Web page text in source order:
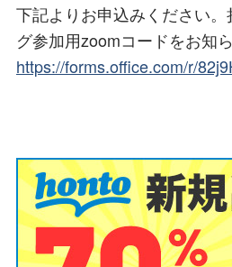
下記よりお申込みください
グ参加用zoomコードをお知
https://forms.office.com/r/